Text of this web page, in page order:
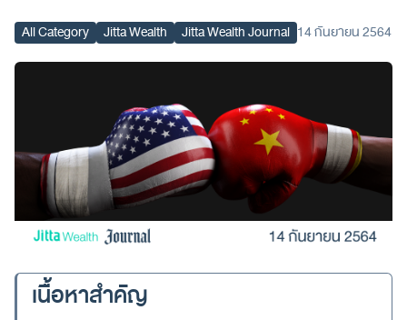
All Category Jitta Wealth Jitta Wealth Journal 14 กันยายน 2564
เนื้อหาสำคัญ